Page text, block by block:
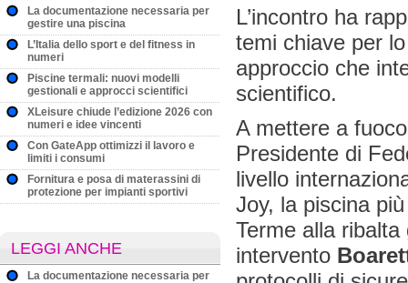
La documentazione necessaria per
gestire una piscina
L’Italia dello sport e del fitness in
numeri
Piscine termali: nuovi modelli
gestionali e approcci scientifici
XLeisure chiude l’edizione 2026 con
numeri e idee vincenti
Con GateApp ottimizzi il lavoro e
limiti i consumi
Fornitura e posa di materassini di
protezione per impianti sportivi
LEGGI ANCHE
La documentazione necessaria per
L’incontro ha
temi chiave per lo
approccio che
scientifico.
A mettere a
Presidente di
livello
Joy, la piscina
Terme alla
intervento